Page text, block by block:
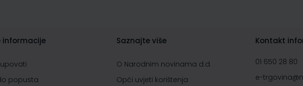
informacije
popusta
Saznajte više
O Narodnim novinama d.d.
Opći uvjeti korištenja
Kontakt
01 650 28 80
e-